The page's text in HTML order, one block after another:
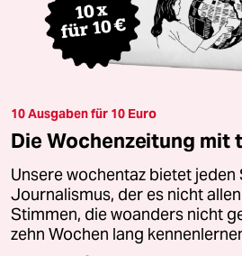
10 Ausgaben für 10 Euro
Die Wochenzeitung mit
Unsere wochentaz bietet jeden
Journalismus, der es nicht
Stimmen, die woanders nicht
zehn Wochen lang